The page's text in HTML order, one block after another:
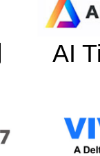
AI